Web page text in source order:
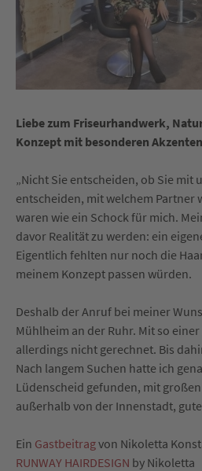
Liebe zum Friseurhandwerk,
Konzept mit besonderen Akzenten
„Nicht Sie entscheiden, ob Sie mit
entscheiden, mit welchem Partner
waren wie ein Schock für mich.
davor Realität zu werden: ein
Eigentlich fehlten nur noch die
meinem Konzept passen würden.
Deshalb der Anruf bei meiner
Mühlheim an der Ruhr. Mit so
allerdings nicht gerechnet. Bis
Nach langem Suchen hatte ich
Lüdenscheid gefunden, mit
außerhalb von der Innenstadt,
Ein Gastbeitragvon Nikoletta
RUNWAY HAIRDESIGN by Nikoletta